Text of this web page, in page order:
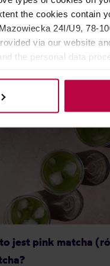
the cookies contain
24I/U9, 78-
via our website
the personal data
jest pink matcha